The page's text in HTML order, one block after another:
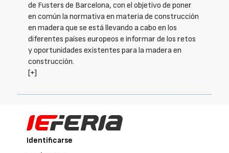
de Fusters de Barcelona, con el objetivo de poner
en común la normativa en materia de construcción
en madera que se está llevando a cabo en los
diferentes países europeos e informar de los retos
y oportunidades existentes para la madera en
construcción.
[+]
Identificarse